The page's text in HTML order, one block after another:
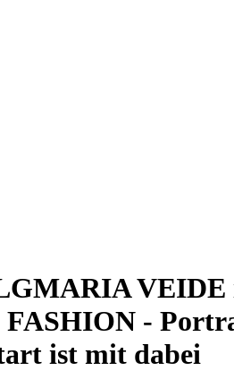
VEIDE
FASHION -
ist mit dabei